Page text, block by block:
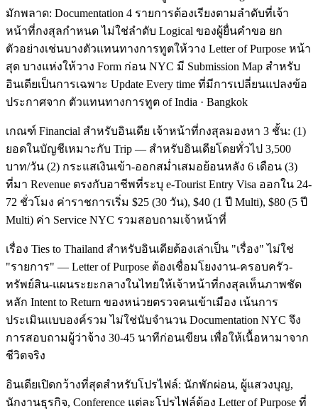
มักพลาด: Documentation 4 รายการต้องเรียงตามลำดับที่เจ้า
หน้าที่กงสุลกำหนด ไม่ใช่ลำดับ Logical ของผู้ยื่นคำขอ ยก
ตัวอย่างเช่นบางตัวแทนทางการทูตให้วาง Letter of Purpose หน้า
สุด บางแห่งให้วาง Form ก่อน NYC มี Submission Map สำหรับ
อินเดียเป็นการเฉพาะ Update Every time ที่มีการเปลี่ยนแปลงข้อ
ประกาศจาก ตัวแทนทางการทูต of India · Bangkok
เกณฑ์ Financial สำหรับอินเดีย เจ้าหน้าที่กงสุลมองหา 3 ชั้น: (1)
ยอดในบัญชีเหมาะกับ Trip — สำหรับอินเดียโดยทั่วไป 3,500
บาท/วัน (2) กระแสเงินเข้า-ออกสม่ำเสมอย้อนหลัง 6 เดือน (3)
ที่มา Revenue ตรงกับอาชีพที่ระบุ e-Tourist Entry Visa ออกใน 24-
72 ชั่วโมง ค่าราชการเริ่ม $25 (30 วัน), $40 (1 ปี Multi), $80 (5 ปี
Multi) ค่า Service NYC รวมสอบถามเจ้าหน้าที่
เรื่อง Ties to Thailand สำหรับอินเดียต้องเล่าเป็น "เรื่อง" ไม่ใช่
"รายการ" — Letter of Purpose ต้องเชื่อมโยงงาน-ครอบครัว-
ทรัพย์สิน-แผนระยะกลางในไทยให้เจ้าหน้าที่กงสุลเห็นภาพชัด
หลัก Intent to Return ของหน่วยตรวจคนเข้าเมือง เน้นการ
ประเมินแบบองค์รวม ไม่ใช่นับจำนวน Documentation NYC จึง
การสอบถามผู้ว่าจ้าง 30-45 นาทีก่อนเขียน เพื่อให้เนื้อหามาจาก
ชีวิตจริง
อินเดียเปิดกว้างที่สุดสำหรับโปรไฟล์: นักพักผ่อน, ผู้แสวงบุญ,
นักงานธุรกิจ, Conference แต่ละโปรไฟล์ต้อง Letter of Purpose ที่